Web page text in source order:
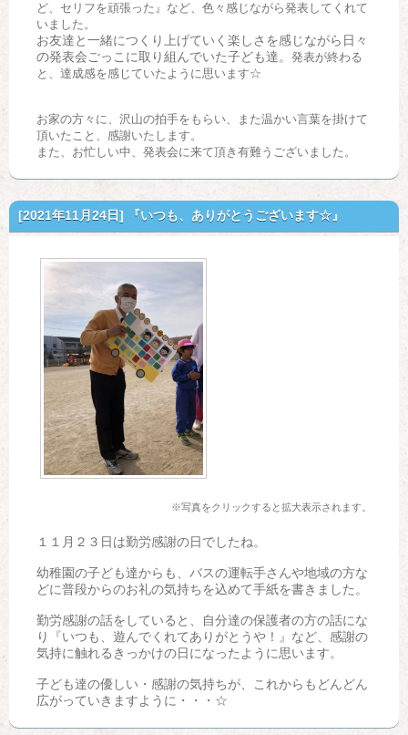
ど、セリフを頑張った』など、色々感じながら発表してくれて
いました。
お友達と一緒につくり上げていく楽しさを感じながら日々
の発表会ごっこに取り組んでいた子ども達。 発表が終わる
と、達成感を感じていたように思います☆
お家の方々に、沢山の拍手をもらい、また温かい言葉を掛けて
頂いたこと、感謝いたします。
また、お忙しい中、発表会に来て頂き有難うございました。
[2021年11月24日] 『いつも、ありがとうございます☆』
※写真をクリックすると拡大表示されます。
１１月２３日は勤労感謝の日でしたね。
幼稚園の子ども達からも、バスの運転手さんや地域の方な
どに普段からのお礼の気持ちを込めて手紙を書きました。
勤労感謝の話をしていると、自分達の保護者の方の話にな
り『いつも、遊んでくれてありがとうや！』など、感謝の
気持に触れるきっかけの日になったように思います。
子ども達の優しい・感謝の気持ちが、これからもどんどん
広がっていきますように・・・☆